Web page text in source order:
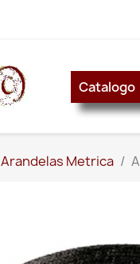
Catalogo
Arandelas Metrica